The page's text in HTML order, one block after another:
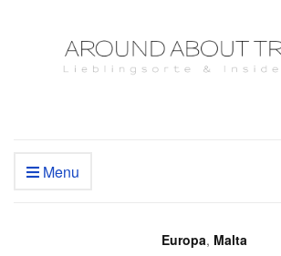
Menu
Europa, Malta